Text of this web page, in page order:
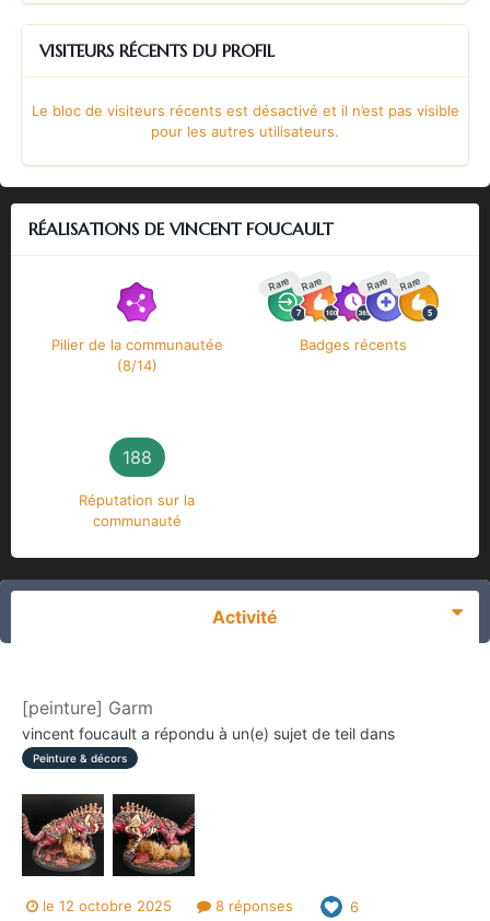
VISITEURS RÉCENTS DU PROFIL
Le bloc de visiteurs récents est désactivé et il n’est pas visible
pour les autres utilisateurs.
RÉALISATIONS DE VINCENT FOUCAULT
Pilier de la communautée
(8/14)
Rare Rare Rare Rare
Badges récents
188
Réputation sur la
communauté
Activité
[peinture] Garm
vincent foucault a répondu à un(e) sujet de teil dans
Peinture & décors
le 12 octobre 2025 8 réponses 6